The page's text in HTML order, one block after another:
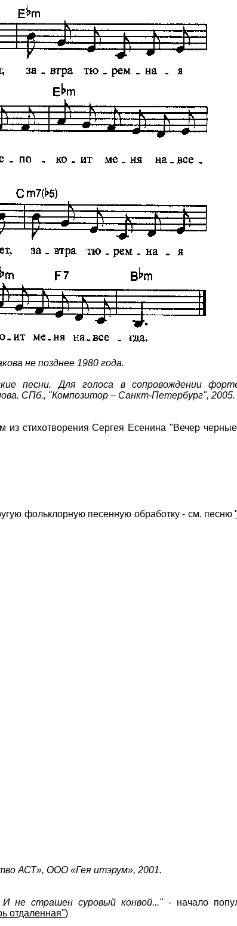
не позднее 1980 года.
песни. Для голоса в сопровождении
СПб., "Композитор – Санкт-Петербург", 2005.
из стихотворения Сергея Есенина "Вечер
фольклорную песенную обработку - см. песню
АСТ», ООО «Гея итэрум», 2001.
не страшен суровый конвой..."- начало
отдаленная")